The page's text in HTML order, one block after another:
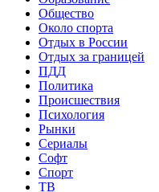
Общество
Около спорта
Отдых в России
Отдых за границей
ПДД
Политика
Происшествия
Психология
Рынки
Сериалы
Софт
Спорт
ТВ